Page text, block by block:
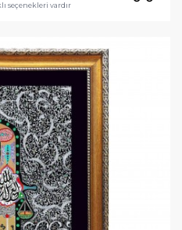
seçenekleri vardır